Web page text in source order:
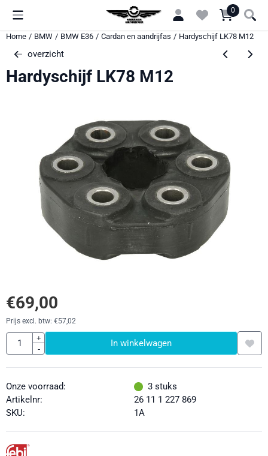
Cookievoorkeuren zijn momenteel gesloten. 0
Home / BMW / BMW E36 / Cardan en aandrijfas / Hardyschijf LK78 M12
overzicht
Hardyschijf LK78 M12
€69,00
Prijs excl. btw: €57,02
Aantal
+
-
In winkelwagen
Onze voorraad: 3 stuks
Artikelnr:
26 11 1 227 869
SKU:
1A